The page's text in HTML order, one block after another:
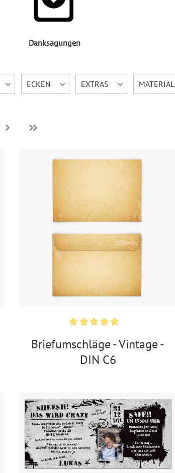
Danksagungen
ECKEN EXTRAS MATERIAL
Briefumschläge - Vintage -
DIN C6